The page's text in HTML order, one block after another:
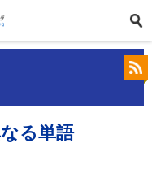
る単語